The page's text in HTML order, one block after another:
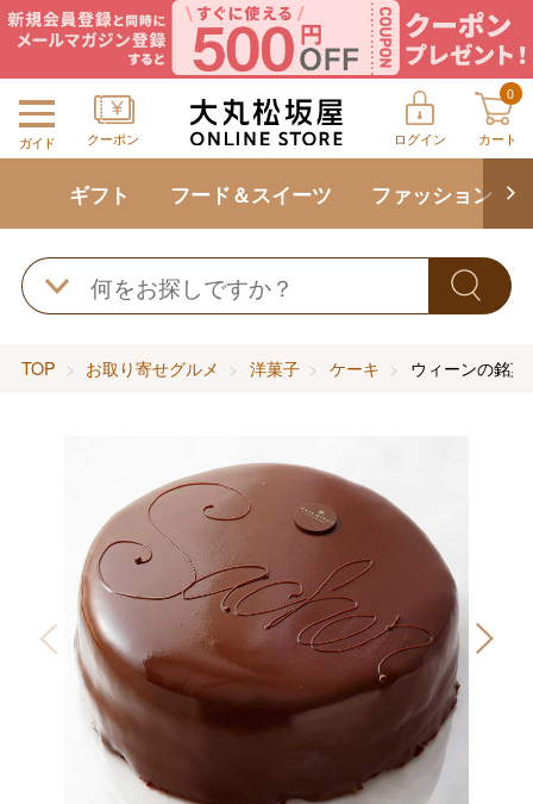
ガイド クーポン ログイン
0
カート
ギフト フード＆スイーツ ファッション
TOP お取り寄せグルメ 洋菓子 ケーキ ウィーンの銘